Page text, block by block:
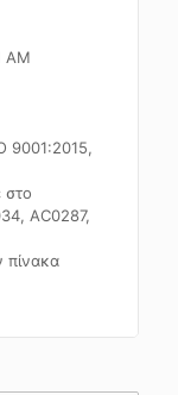
ΑΜ
9001:2015,
στο
AC0287,
πίνακα